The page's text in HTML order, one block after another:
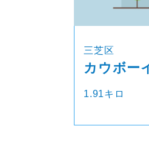
三芝区
カウボー
1.91キロ